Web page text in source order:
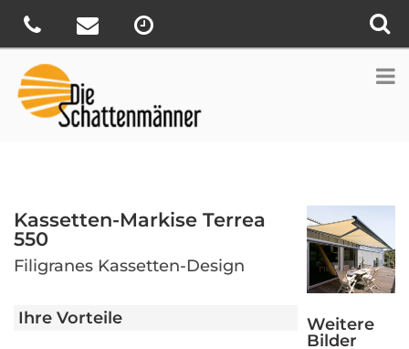
Kassetten-Markise Terrea
550
Filigranes Kassetten-Design
Ihre Vorteile
Weitere
Bilder